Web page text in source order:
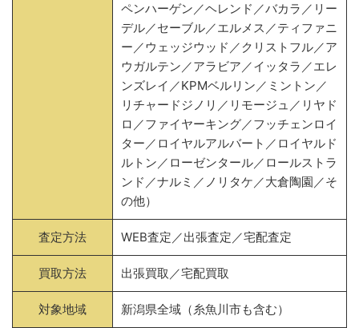
ペンハーゲン／ヘレンド／バカラ／リー
デル／セーブル／エルメス／ティファニ
ー／ウェッジウッド／クリストフル／ア
ウガルテン／アラビア／イッタラ／エレ
ンズレイ／KPMベルリン／ミントン／
リチャードジノリ／リモージュ／リヤド
ロ／ファイヤーキング／フッチェンロイ
ター／ロイヤルアルバート／ロイヤルド
ルトン／ローゼンタール／ロールストラ
ンド／ナルミ／ノリタケ／大倉陶園／そ
の他）
査定方法 WEB査定／出張査定／宅配査定
買取方法 出張買取／宅配買取
対象地域 新潟県全域（糸魚川市も含む）